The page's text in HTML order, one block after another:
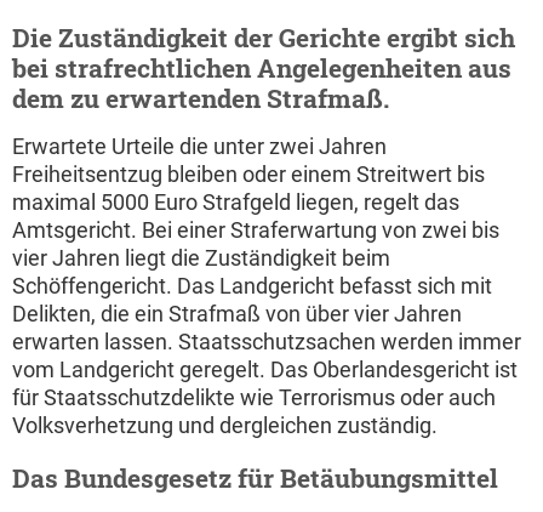
Die Zuständigkeit der Gerichte ergibt sich
bei strafrechtlichen Angelegenheiten aus
dem zu erwartenden Strafmaß.
Erwartete Urteile die unter zwei Jahren
Freiheitsentzug bleiben oder einem Streitwert bis
maximal 5000 Euro Strafgeld liegen, regelt das
Amtsgericht. Bei einer Straferwartung von zwei bis
vier Jahren liegt die Zuständigkeit beim
Schöffengericht. Das Landgericht befasst sich mit
Delikten, die ein Strafmaß von über vier Jahren
erwarten lassen. Staatsschutzsachen werden immer
vom Landgericht geregelt. Das Oberlandesgericht ist
für Staatsschutzdelikte wie Terrorismus oder auch
Volksverhetzung und dergleichen zuständig.
Das Bundesgesetz für Betäubungsmittel